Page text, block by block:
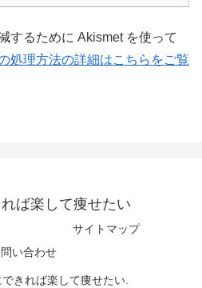
するために Akismet を使って
処理方法の詳細はこちらをご覧
ば楽して痩せたい
サイトマップ
い合わせ
きれば楽して痩せたい.